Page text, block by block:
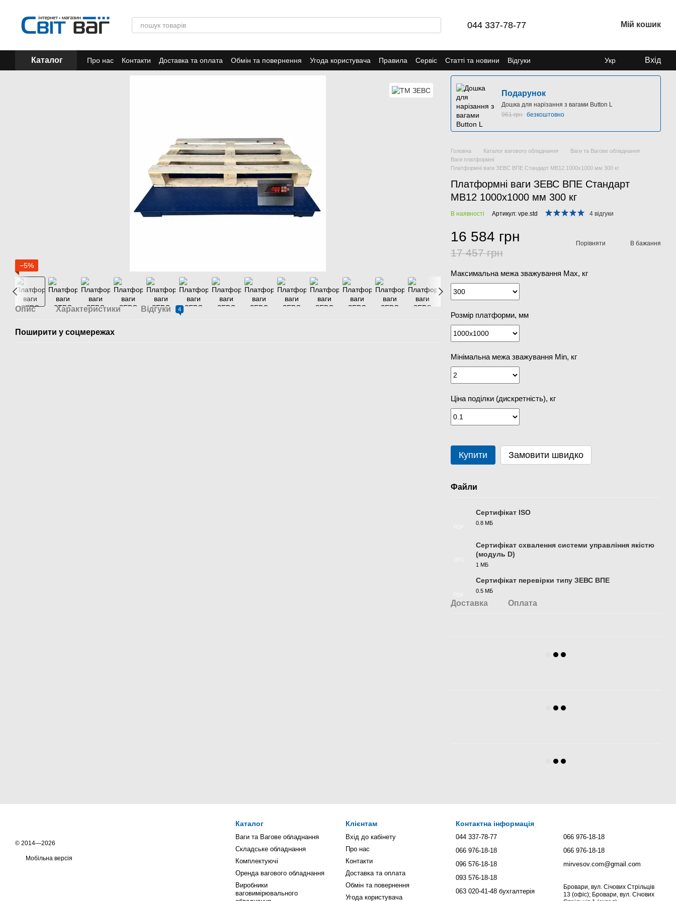
044 337-78-77 Мій кошик
Каталог Про нас Контакти Доставка та оплата Обмін та повернення Угода користувача Правила Сервіс Статті та новини
Відгуки
Акції
Укр Вхід
−5%
Опис Характеристики Відгуки 4
Поширити у соцмережах
Подарунок
Дошка для нарізання з вагами Button L
961 грн безкоштовно
Головна Каталог вагового обладнання
Ваги та Вагове обладнання
Ваги платформні
Платформні ваги ЗЕВС ВПЕ Стандарт МВ12 1000x1000 мм 300 кг
Платформні ваги ЗЕВС ВПЕ Стандарт
МВ12 1000x1000 мм 300 кг
В наявності Артикул: vpe.std 4 відгуки
16 584 грн
17 457 грн
Порівняти В бажання
Максимальна межа зважування Мах, кг
Розмір платформи, мм
Мінімальна межа зважування Min, кг
Ціна поділки (дискретність), кг
Купити Замовити швидко
Файли
Сертифікат ISO
0.8 МБ
Сертифікат схвалення системи управління якістю
(модуль D)
1 МБ
Сертифікат перевірки типу ЗЕВС ВПЕ
0.5 МБ
Доставка Оплата
© 2014—2026
Мобільна версія
Каталог
Ваги та Вагове обладнання
Складське обладнання
Комплектуючі
Оренда вагового обладнання
Виробники
ваговимірювального
Клієнтам
Вхід до кабінету
Про нас
Контакти
Доставка та оплата
Обмін та повернення
Угода користувача
Контактна інформація
044 337-78-77
066 976-18-18
096 576-18-18
093 576-18-18
063 020-41-48 бухгалтерія
066 976-18-18
066 976-18-18
mirvesov.com@gmail.com
Бровари, вул. Січових Стрільців
13 (офіс); Бровари, вул. Січових